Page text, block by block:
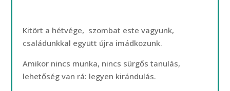
Kitört a hétvége, szombat este vagyunk,
családunkkal együtt újra imádkozunk.
Amikor nincs munka, nincs sürgős tanulás,
lehetőség van rá: legyen kirándulás.